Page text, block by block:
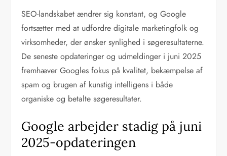
SEO-landskabet ændrer sig konstant, og Google
fortsætter med at udfordre digitale marketingfolk og
virksomheder, der ønsker synlighed i søgeresultaterne.
De seneste opdateringer og udmeldinger i juni 2025
fremhæver Googles fokus på kvalitet, bekæmpelse af
spam og brugen af kunstig intelligens i både
organiske og betalte søgeresultater.
Google arbejder stadig på juni
2025-opdateringen